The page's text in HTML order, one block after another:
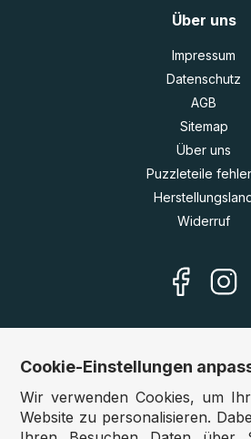
Über uns
Impressum
Datenschutz
AGB
Sitemap
Über uns
Puzzleteile
Widerruf
Unsere
Deutschland:
Cookie-Einstellungen
Wir verwenden Cookies, um
Website zu personalisieren.